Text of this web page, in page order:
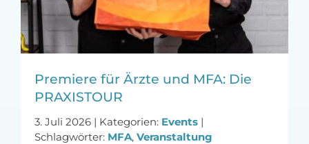
Premiere für Ärzte und MFA: Die
PRAXISTOUR
3. Juli 2026 | Kategorien: Events |
Schlagwörter: MFA, Veranstaltung